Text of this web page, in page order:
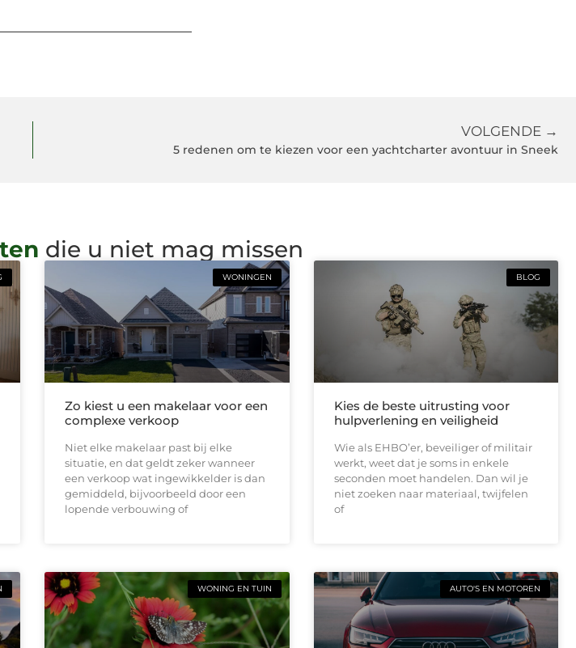
VOLGENDE →
5 redenen om te kiezen voor een yachtcharter avontuur in Sneek
die u niet mag missen
WONINGEN
Zo kiest u een makelaar voor een
complexe verkoop
Niet elke makelaar past bij elke
situatie, en dat geldt zeker wanneer
een verkoop wat ingewikkelder is dan
gemiddeld, bijvoorbeeld door een
lopende verbouwing of
BLOG
Kies de beste uitrusting voor
hulpverlening en veiligheid
Wie als EHBO’er, beveiliger of militair
werkt, weet dat je soms in enkele
seconden moet handelen. Dan wil je
niet zoeken naar materiaal, twijfelen
of
WONING EN TUIN AUTO'S EN MOTOREN